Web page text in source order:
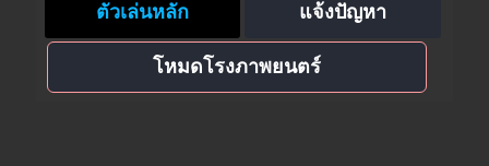
ตัวเล่นหลัก แจ้งปัญหา
โหมดโรงภาพยนตร์